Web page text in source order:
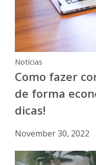
Notícias
Como fazer
de forma
dicas!
November 30, 2022